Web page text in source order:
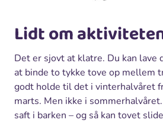
Lidt om
Det er sjovt at klatre. Du kan lave
at binde to tykke tove op mellem
godt holde til det i vinterhalvåret
marts. Men ikke i
saft i barken – og så kan tovet